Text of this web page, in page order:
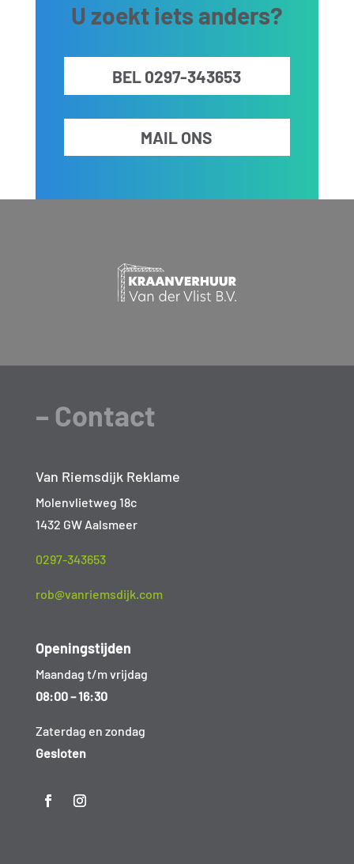
U zoekt iets anders?
BEL 0297-343653
MAIL ONS
– Contact
Van Riemsdijk Reklame
Molenvlietweg 18c
1432 GW Aalsmeer
0297-343653
rob@vanriemsdijk.com
Openingstijden
Maandag t/m vrijdag
08:00 – 16:30
Zaterdag en zondag
Gesloten